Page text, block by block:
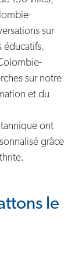
sur
éducatifs.
sur notre
et du
ont
grâce
le